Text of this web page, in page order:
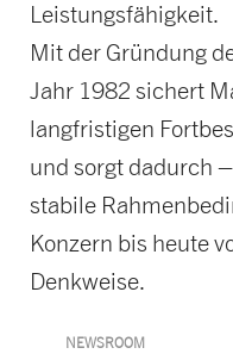
Leistungsfähigkeit.
Mit der Gründung
Jahr 1982 sichert
langfristigen
und sorgt dadurch
stabile
Konzern bis heute
Denkweise.
NEWSROOM